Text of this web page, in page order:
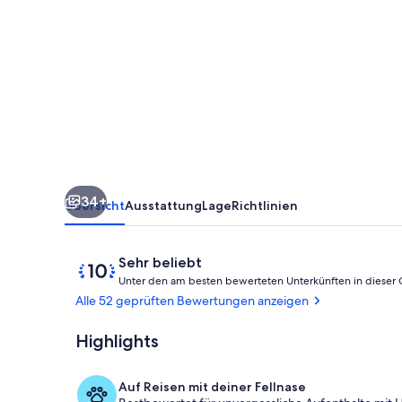
34+
ÜbersichtAusstattungLageRichtlinien
Bewertungen
Sehr beliebt
10
von
10,
beliebt
Unter den am besten bewerteten Unterkünften in dieser
Alle 52 geprüften Bewertungen anzeigen
Highlights
Auf Reisen mit deiner Fellnase